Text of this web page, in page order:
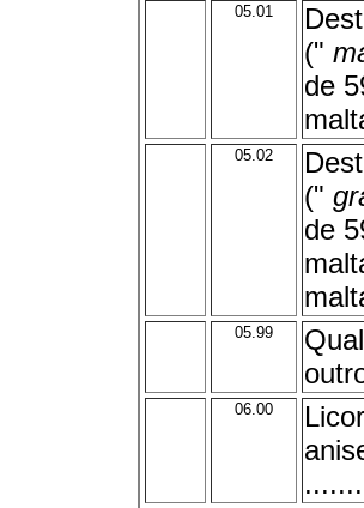
05.01
("
de
05.02
("
de
05.99
06.00